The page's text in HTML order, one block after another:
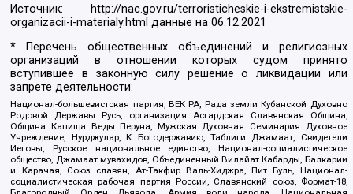
Источник:
http://nac.gov.ru/terroristicheskie-i-ekstremistskie-
organizacii-i-materialy.html данные на06.12.2021
* Перечень общественных объединений и религиозных
организаций в отношении которых судом принято
вступившее в законную силу решение о ликвидации или
запрете деятельности:
Национал-большевистская партия, ВЕК РА, Рада земли Кубанской Духовно
Родовой Державы Русь, организация Асгардская Славянская Община,
Община Капища Веды Перуна, Мужская Духовная Семинария Духовное
Учреждение, Нурджулар, К Богодержавию, Таблиги Джамаат, Свидетели
Иеговы, Русское национальное единство, Национал-социалистическое
общество, Джамаат мувахидов, Объединенный Вилайат Кабарды, Балкарии
и Карачая, Союз славян, Ат-Такфир Валь-Хиджра, Пит Буль, Национал-
социалистическая рабочая партия России, Славянский союз, Формат-18,